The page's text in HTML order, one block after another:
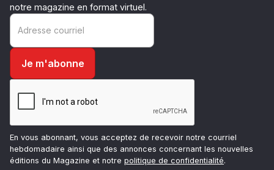
notre magazine en format virtuel.
En vous abonnant, vous acceptez de recevoir notre courriel
hebdomadaire ainsi que des annonces concernant les nouvelles
éditions du Magazine et notre politique de confidentialité.